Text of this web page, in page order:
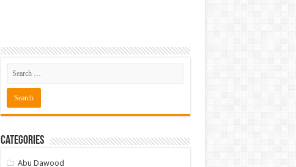
Categories
Abu Dawood